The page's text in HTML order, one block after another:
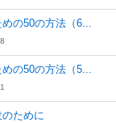
の50の方法（6...
の50の方法（5...
ために